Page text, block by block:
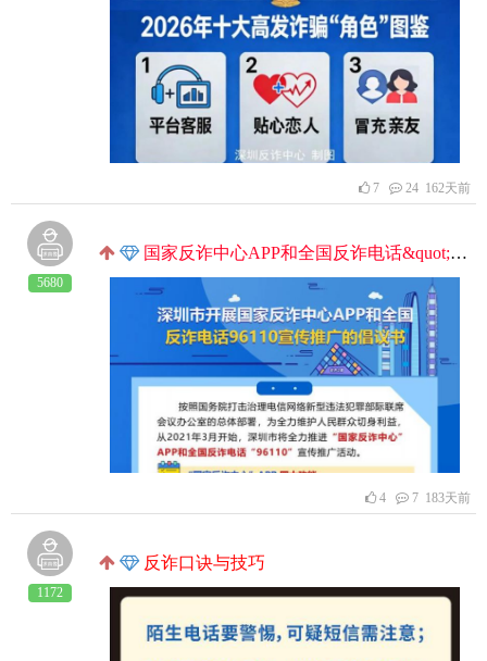
7 24 162天前
5680
国家反诈中心APP和全国反诈电话&quot;96110&quot;推广宣传
4 7 183天前
1172
反诈口诀与技巧